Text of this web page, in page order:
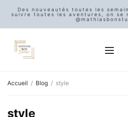
Des nouveautés toutes les
suivre toutes les aventures, on se
Accueil Blog style
style